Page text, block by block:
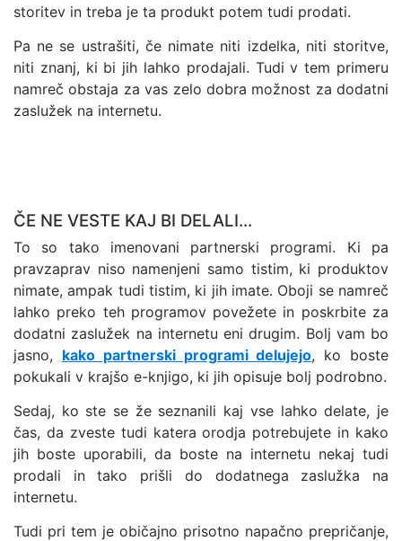
storitev in treba je ta produkt potem tudi prodati.
Pa ne se ustrašiti, če nimate niti izdelka, niti storitve,
niti znanj, ki bi jih lahko prodajali. Tudi v tem primeru
namreč obstaja za vas zelo dobra možnost za dodatni
zaslužek na internetu.
ČE NE VESTE KAJ BI DELALI...
To so tako imenovani partnerski programi. Ki pa
pravzaprav niso namenjeni samo tistim, ki produktov
nimate, ampak tudi tistim, ki jih imate. Oboji se namreč
lahko preko teh programov povežete in poskrbite za
dodatni zaslužek na internetu eni drugim. Bolj vam bo
jasno, kako partnerski programi delujejo, ko boste
pokukali v krajšo e-knjigo, ki jih opisuje bolj podrobno.
Sedaj, ko ste se že seznanili kaj vse lahko delate, je
čas, da zveste tudi katera orodja potrebujete in kako
jih boste uporabili, da boste na internetu nekaj tudi
prodali in tako prišli do dodatnega zaslužka na
internetu.
Tudi pri tem je običajno prisotno napačno prepričanje,